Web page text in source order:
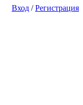
Вход /Регистрация